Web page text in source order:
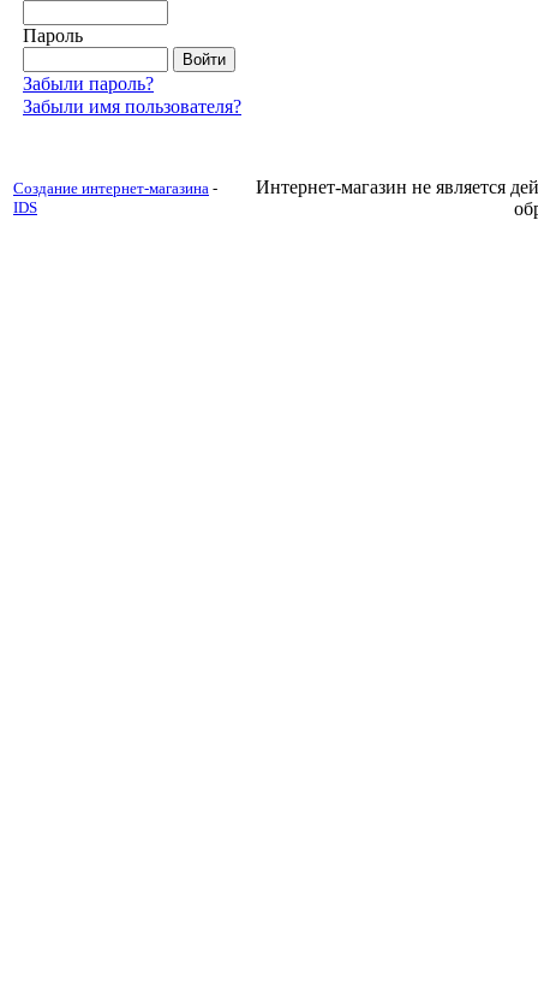
Пароль
Забыли пароль?
Забыли имя пользователя?
Создание интернет-магазина -
IDS
Интернет-магазин не является